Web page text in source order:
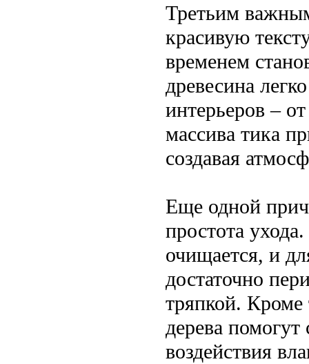
Третьим
красивую
временем
древесина
интерьеров –
массива тика
создавая
Еще одной
простота
очищается, и
достаточно
тряпкой. Кроме
дерева помогут
воздействия